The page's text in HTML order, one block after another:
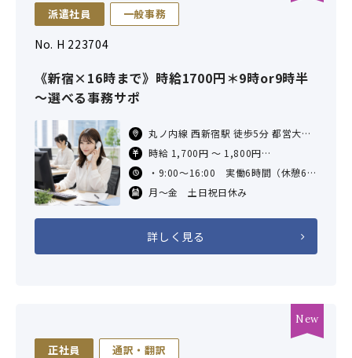
派遣社員 一般事務
No. H 223704
《新宿×16時まで》時給1700円＊9時or9時半
～選べる事務サポ
丸ノ内線 西新宿駅 徒歩5分 都営大江
戸線 都庁前駅 徒歩9分 ＪＲ線 新宿駅
徒歩15分 ＊中野坂上駅、新宿西口
駅、西武新宿駅も利
時給 1,700円 ～ 1,800円
※営業事務や受発注業務経験のある方
は時給1,800円スタート！（未経験の
方は時給1,700円〜）
・9:00～16:00 実働6時間（休憩60
分）
・9:30～16:00 実働5時間30分（休
＊ご都合に合わせてご
月～金 土日祝日休み
詳しく見る
正社員 通訳・翻訳